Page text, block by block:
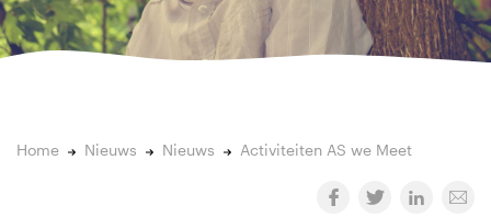
Home Nieuws Nieuws Activiteiten AS we Meet